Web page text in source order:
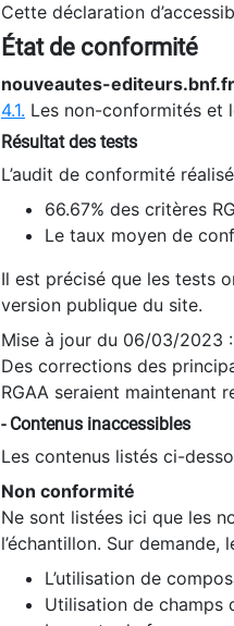
Cette déclaration
État de conformité
nouveautes-editeurs.bnf.fr
4.1. Les non-conformités et
Résultat des tests
L’audit de conformité
66.67% des critères
Le taux moyen de
Il est précisé que les tests
version publique du site.
Mise à jour du 06/03/2023 :
Des corrections des
RGAA seraient maintenant
- Contenus inaccessibles
Les contenus listés ci-
Non conformité
Ne sont listées ici que les
l’échantillon. Sur
L’utilisation de
Utilisation de champs